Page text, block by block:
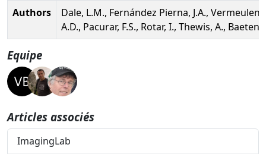
Authors
Dale, L.M., Fernández Pierna, J.A., Vermeulen,
A.D., Pacurar, F.S., Rotar, I., Thewis, A., Baeten,
Equipe
Articles associés
ImagingLab